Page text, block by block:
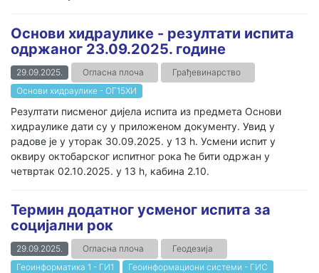
Основи хидраулике - резултати испита
одржаног 23.09.2025. године
29.09.2025. Огласна плоча
Грађевинарство
Основи хидраулике - ОГ15ХИ
Резултати писменог дијела испита из предмета Основи
хидраулике дати су у приложеном документу. Увид у
радове је у уторак 30.09.2025. у 13 h. Усмени испит у
оквиру октобарског испитног рока ће бити одржан у
четвртак 02.10.2025. у 13 h, кабина 2.10.
Термин додатног усменог испита за
социјални рок
29.09.2025. Огласна плоча
Геодезија
Геоинформатика 1 - ГИ1
Геоинформациони системи - ГИС